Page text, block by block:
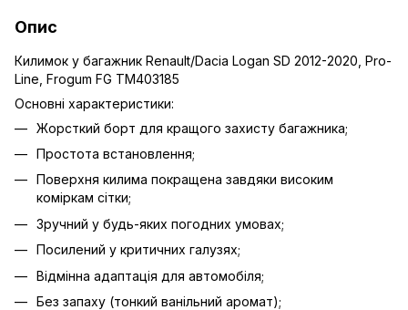
Опис
Килимок у багажник Renault/Dacia Logan SD 2012-2020, Pro-
Line, Frogum FG TM403185
Основні характеристики:
Жорсткий борт для кращого захисту багажника;
Простота встановлення;
Поверхня килима покращена завдяки високим
коміркам сітки;
Зручний у будь-яких погодних умовах;
Посилений у критичних галузях;
Відмінна адаптація для автомобіля;
Без запаху (тонкий ванільний аромат);